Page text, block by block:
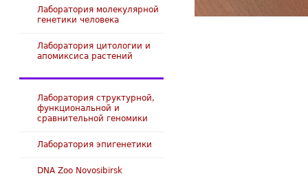
Лаборатория молекулярной
генетики человека
Лаборатория цитологии и
апомиксиса растений
Лаборатория структурной,
функциональной и
сравнительной геномики
Лаборатория эпигенетики
DNA Zoo Novosibirsk